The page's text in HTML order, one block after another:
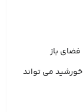
باز
می تواند